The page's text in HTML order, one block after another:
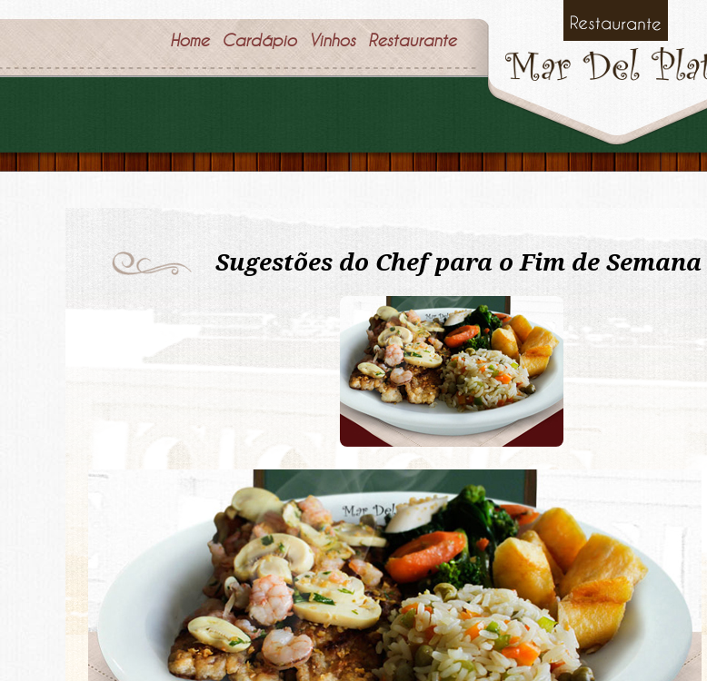
Home Cardápio Vinhos Restaurante
Sugestões do Chef para o Fim de Semana